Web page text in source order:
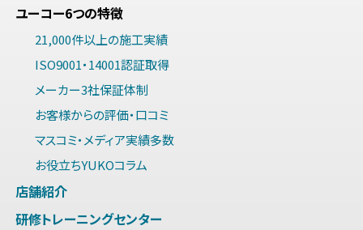
ユーコー6つの特徴
21,000件以上の施工実績
ISO9001・14001認証取得
メーカー3社保証体制
お客様からの評価・口コミ
マスコミ・メディア実績多数
お役立ちYUKOコラム
店舗紹介
研修トレーニングセンター